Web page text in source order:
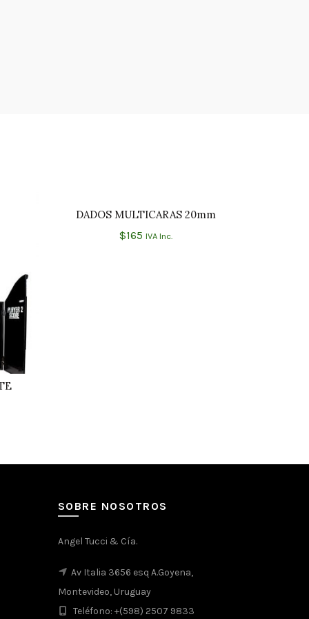
AÑADIR AL CARRITO
DADOS MULTICARAS 20mm
$165 IVA Inc.
SOBRE NOSOTROS
Angel Tucci & Cía.
Av Italia 3656 esq A.Goyena,
Montevideo, Uruguay
Teléfono: +(598) 2507 9833